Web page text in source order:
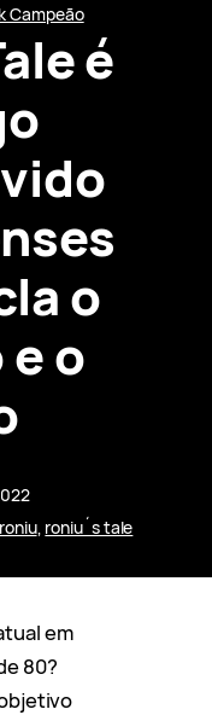
Campeão
é
o
o
roniu, roniu´s tale
em
80?